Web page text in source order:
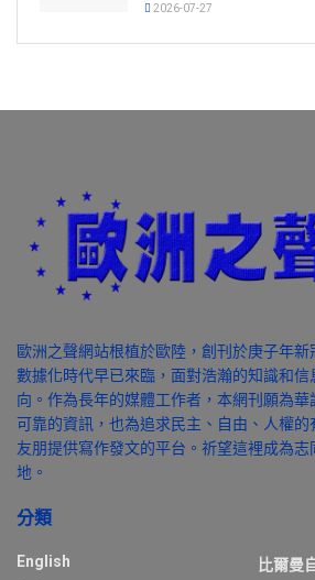
2026-07-27
歐洲之聲網站根植於歐陸，創刊於庚子年新
數據化時代早已來臨，面對浩瀚的知識和
向。作為長年的媒體工作者，本網刊願為
可靠的資訊，也為追求民主、自由、人權
友朋提供寫作發文的平台。祈望這裡成為志
地。
分類
English
比爾曼